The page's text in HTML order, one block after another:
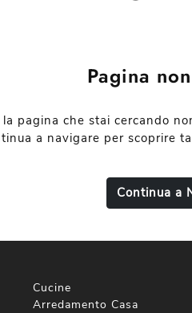
Pagina
la pagina che stai cercando
a navigare per scoprire
Continua a
Cucine
Arredamento Casa